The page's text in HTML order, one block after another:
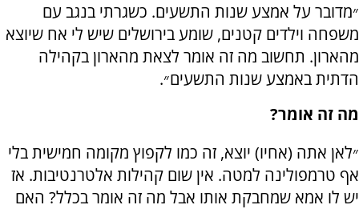
״מדובר על אמצע שנות התשעים. כשגרתי בנגב עם
משפחה וילדים קטנים, שומע בירושלים שיש לי אח שיוצא
מהארון. תחשוב מה זה אומר לצאת מהארון בקהילה
הדתית באמצע שנות התשעים״.
מה זה אומר?
״לאן אתה (אחיו) יוצא, זה כמו לקפוץ מקומה חמישית בלי
אף טרמפולינה למטה. אין שום קהילות אלטרנטיבות. אז
יש לו אמא שמחבקת אותו אבל מה זה אומר בכלל? האם